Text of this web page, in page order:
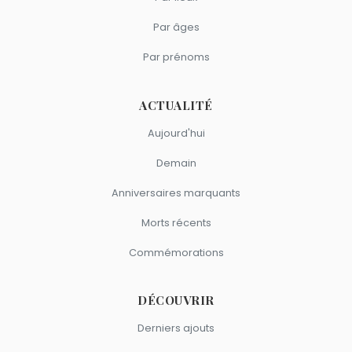
Par âges
Par prénoms
ACTUALITÉ
Aujourd'hui
Demain
Anniversaires marquants
Morts récents
Commémorations
DÉCOUVRIR
Derniers ajouts